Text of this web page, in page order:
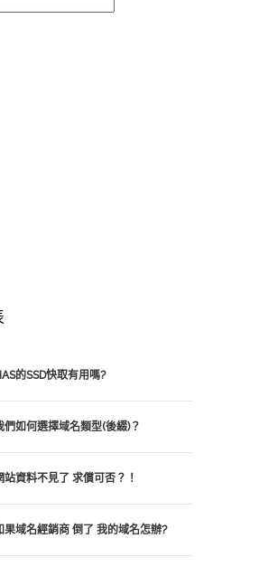
的SSD快取有用嗎?
們如何選擇域名類型(後綴)？
站資料不見了 求償可否？！
果域名經銷商 倒了 我的域名怎辦?